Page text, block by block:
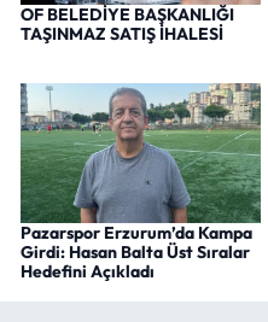
OF BELEDİYE BAŞKANLIĞI
TAŞINMAZ SATIŞ İHALESİ
Pazarspor Erzurum’da Kampa
Girdi: Hasan Balta Üst Sıralar
Hedefini Açıkladı